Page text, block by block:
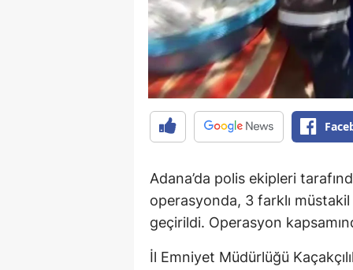
Adana’da polis ekipleri
operasyonda, 3 farklı
geçirildi. Operasyon
İl Emniyet Müdürlüğü